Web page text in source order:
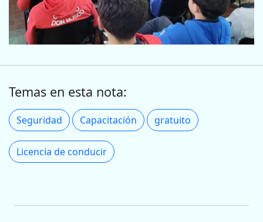
Temas en esta nota:
Seguridad Capacitación gratuito
Licencia de conducir